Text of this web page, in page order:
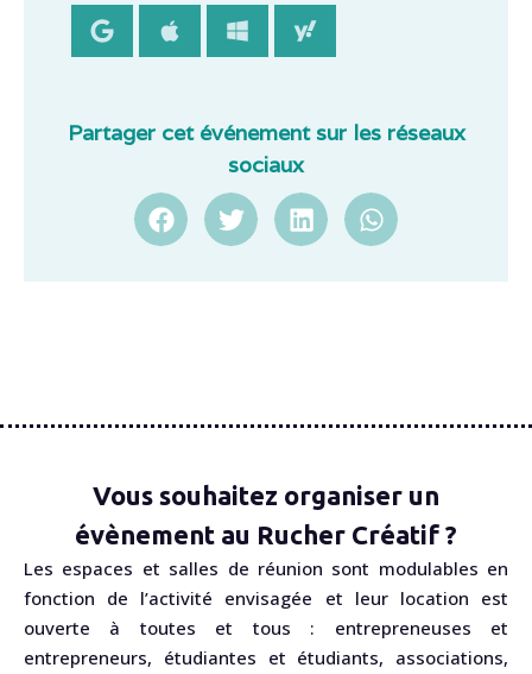
Partager cet événement sur les réseaux
sociaux
Vous souhaitez organiser un
évènement au Rucher Créatif ?
Les espaces et salles de réunion sont modulables en
fonction de l’activité envisagée et leur location est
ouverte à toutes et tous : entrepreneuses et
entrepreneurs, étudiantes et étudiants, associations,